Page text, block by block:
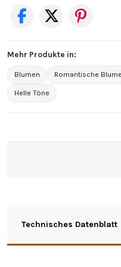
Mehr Produkte in:
Blumen Romantische
Helle Töne
Technisches Datenblatt